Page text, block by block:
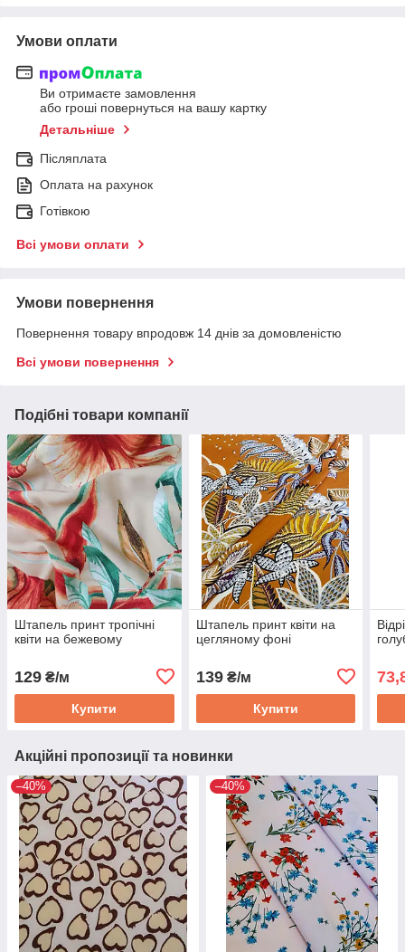
Умови оплати
Ви отримаєте замовлення
або гроші повернуться на вашу картку
Детальніше
Післяплата
Оплата на рахунок
Готівкою
Всі умови оплати
Умови повернення
Повернення товару впродовж 14 днів за домовленістю
Всі умови повернення
Подібні товари компанії
Штапель принт тропічні
квіти на бежевому
129 ₴/м
Купити
Штапель принт квіти на
цегляному фоні
139₴/м
Купити
Акційні пропозиції та новинки
–40% –40%